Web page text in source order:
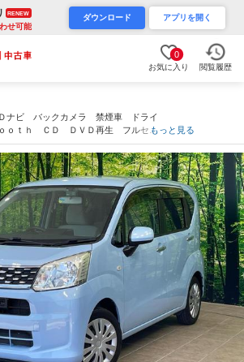
RENEW
せ可能
ダウンロード アプリを開く
0
お気に入り 閲覧履歴
ナビ バックカメラ 禁煙車 ドライ
ｏｔｈ ＣＤ ＤＶＤ再生 フルセ
止装置 プライバシーガラス ドアバ
もっと見る